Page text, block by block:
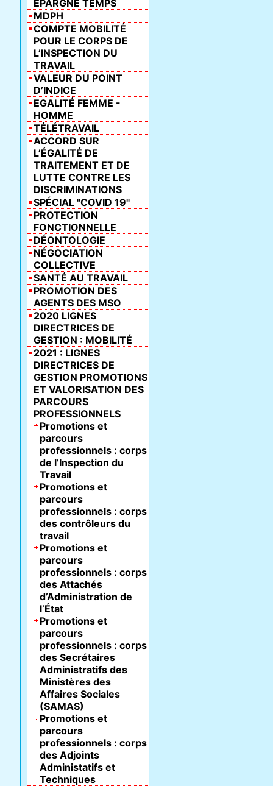
ÉPARGNE TEMPS
MDPH
COMPTE MOBILITÉ
POUR LE CORPS DE
L’INSPECTION DU
TRAVAIL
VALEUR DU POINT
D’INDICE
EGALITÉ FEMME -
HOMME
TÉLÉTRAVAIL
ACCORD SUR
L’ÉGALITÉ DE
TRAITEMENT ET DE
LUTTE CONTRE LES
DISCRIMINATIONS
SPÉCIAL "COVID 19"
PROTECTION
FONCTIONNELLE
DÉONTOLOGIE
NÉGOCIATION
COLLECTIVE
SANTÉ AU TRAVAIL
PROMOTION DES
AGENTS DES MSO
2020 LIGNES
DIRECTRICES DE
GESTION : MOBILITÉ
2021 : LIGNES
DIRECTRICES DE
GESTION PROMOTIONS
ET VALORISATION DES
PARCOURS
PROFESSIONNELS
Promotions et
parcours
professionnels : corps
de l’Inspection du
Travail
Promotions et
parcours
professionnels : corps
des contrôleurs du
travail
Promotions et
parcours
professionnels : corps
des Attachés
d’Administration de
l’État
Promotions et
parcours
professionnels : corps
des Secrétaires
Administratifs des
Ministères des
Affaires Sociales
(SAMAS)
Promotions et
parcours
professionnels : corps
des Adjoints
Administatifs et
Techniques